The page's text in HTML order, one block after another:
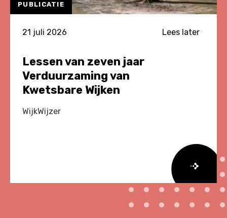
PUBLICATIE
21 juli 2026 Lees later
Lessen van zeven jaar
Verduurzaming van
Kwetsbare Wijken
WijkWijzer